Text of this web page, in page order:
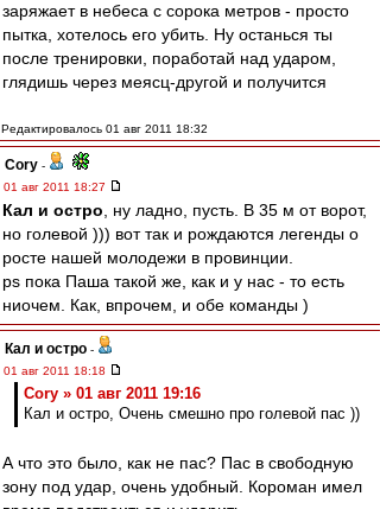
заряжает в небеса с сорока метров - просто
пытка, хотелось его убить. Ну останься ты
после тренировки, поработай над ударом,
глядишь через меясц-другой и получится
Редактировалось 01 авг 2011 18:32
Cory -
01 авг 2011 18:27
Кал и остро , ну ладно, пусть. В 35 м от ворот,
но голевой ))) вот так и рождаются легенды о
росте нашей молодежи в провинции.
ps пока Паша такой же, как и у нас - то есть
ниочем. Как, впрочем, и обе команды )
Кал и остро -
01 авг 2011 18:18
Cory » 01 авг 2011 19:16
Кал и остро, Очень смешно про голевой пас ))
А что это было, как не пас? Пас в свободную
зону под удар, очень удобный. Короман имел